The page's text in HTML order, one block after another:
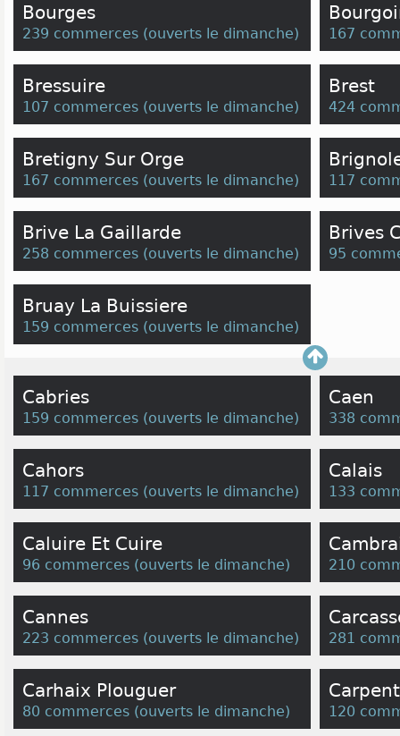
Bourges
239 commerces (ouverts le dimanche) 167
Bressuire
107 commerces (ouverts le dimanche)
Brest
424
Bretigny Sur Orge
167 commerces (ouverts le dimanche) 117
Brive La Gaillarde
258 commerces (ouverts le dimanche)
Brives
95
Bruay La Buissiere
159 commerces (ouverts le dimanche)
Cabries
159 commerces (ouverts le dimanche)
Caen
338
Cahors
117 commerces (ouverts le dimanche)
Calais
133
Caluire Et Cuire
96 commerces (ouverts le dimanche) 210
Cannes
223 commerces (ouverts le dimanche) 281
Carhaix Plouguer
80 commerces (ouverts le dimanche) 120